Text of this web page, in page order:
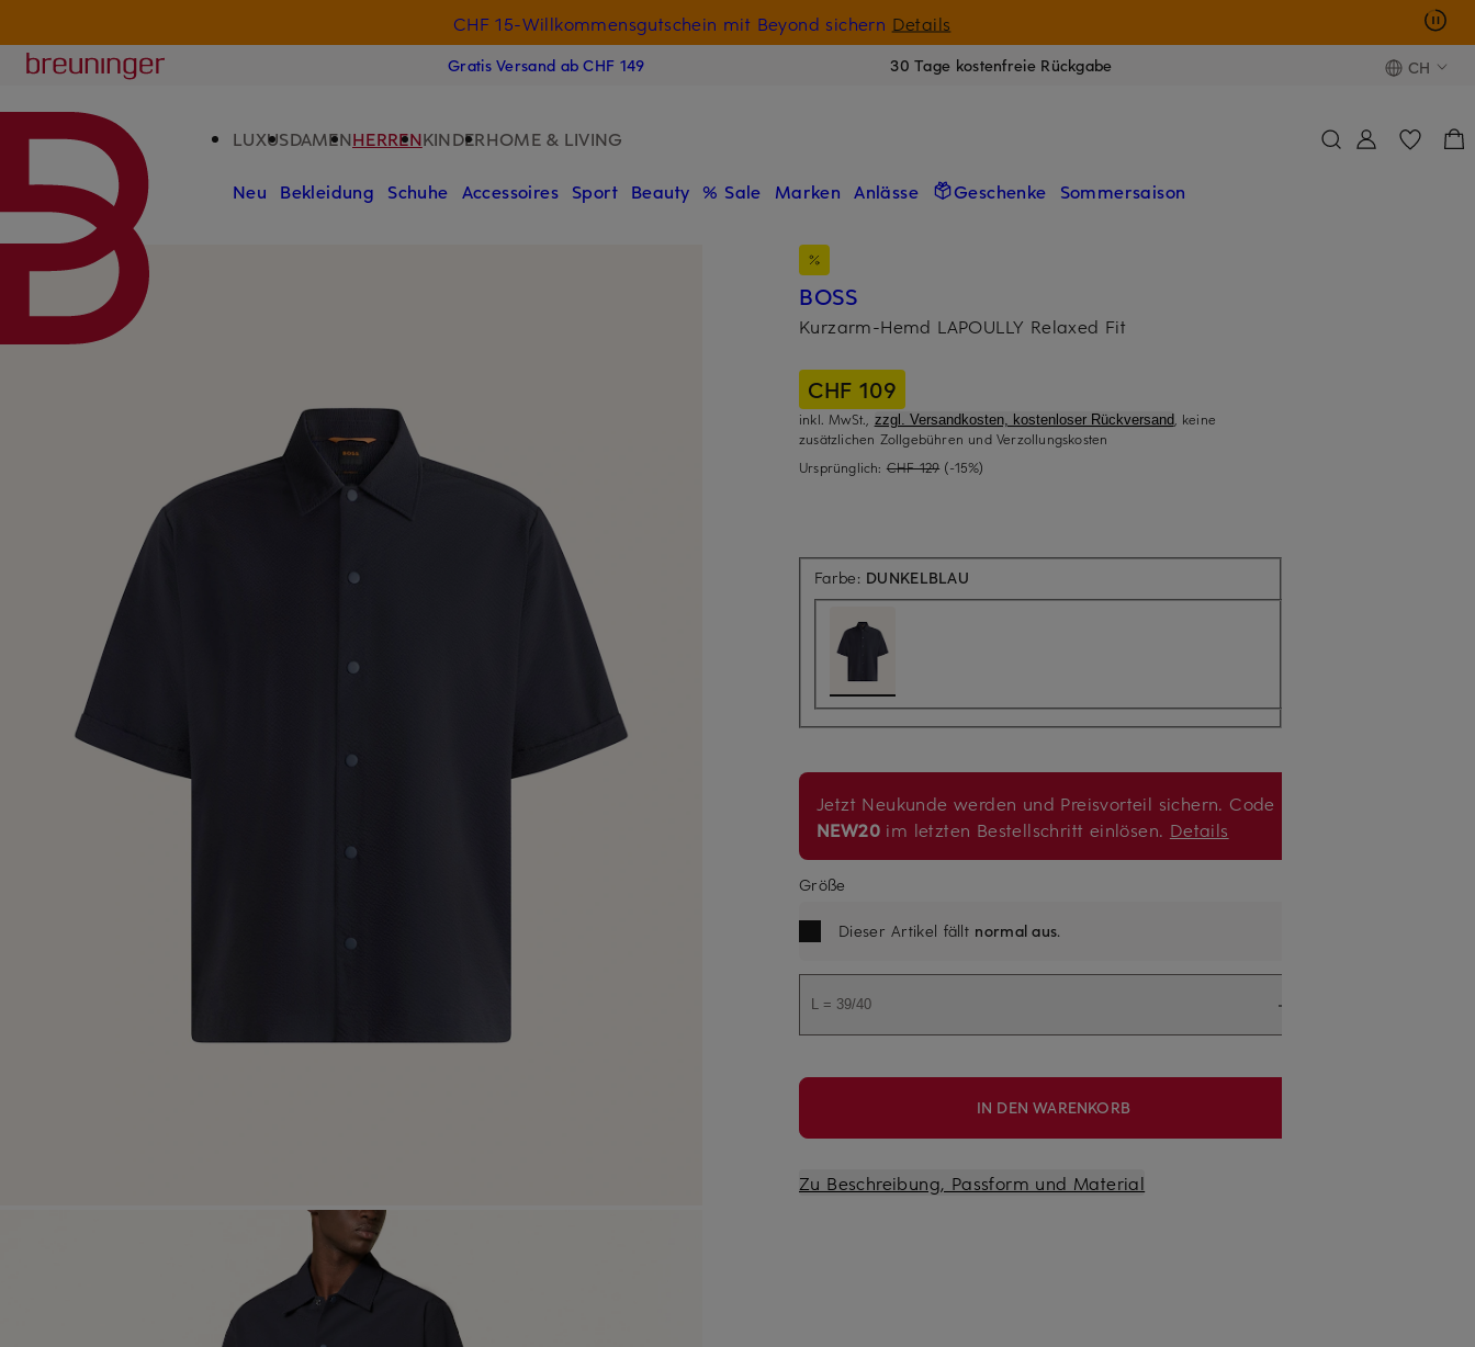
CHF 15-Willkommensgutschein mit Beyond sichern Details
Breuninger
Gratis Versand ab CHF 149 30 Tage kostenfreie Rückgabe CH
LUXUSDAMENHERRENKINDERHOME & LIVING
Neu Bekleidung Schuhe Accessoires Sport Beauty % Sale Marken Anlässe Geschenke Sommersaison
BOSS
Kurzarm-Hemd LAPOULLY Relaxed Fit
CHF 109
inkl. MwSt., zzgl. Versandkosten, kostenloser Rückversand, keine
zusätzlichen Zollgebühren und Verzollungskosten
Ursprünglich: CHF 129 (-15%)
Farbe: DUNKELBLAU
Jetzt Neukunde werden und Preisvorteil sichern. Code
NEW20 im letzten Bestellschritt einlösen. Details
Größe
Dieser Artikel fällt normal aus.
L = 39/40
IN DEN WARENKORB
Zu Beschreibung, Passform und Material